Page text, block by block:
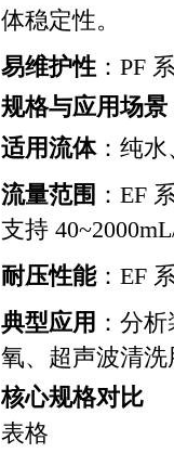
体稳定性。
易维护性：PF
规格与应用场景
适用流体：纯水
流量范围 ：EF
支持
耐压性能：EF
典型应用 ：分
氧、超声波清
核心规格对比
表格